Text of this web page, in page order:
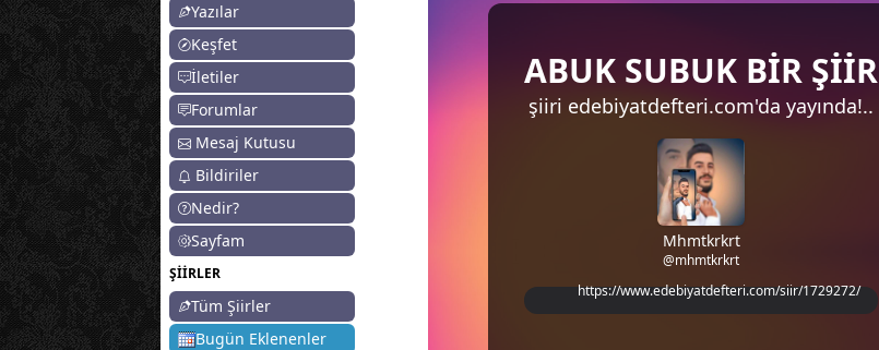
Yazılar
Keşfet
İletiler
Forumlar
Mesaj Kutusu
Bildiriler
Nedir?
Sayfam
ŞİİRLER
Tüm Şiirler
Bugün Eklenenler
ABUK SUBUK BİR ŞİİR
şiiri edebiyatdefteri.com'da yayında!..
Mhmtkrkrt
@mhmtkrkrt
https://www.edebiyatdefteri.com/siir/1729272/